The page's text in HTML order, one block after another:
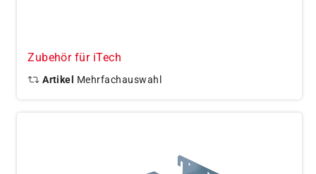
Zubehör für iTech
Artikel Mehrfachauswahl